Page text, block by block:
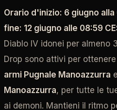
Orario d'inizio: 6 giugno alla
fine: 12 giugno alle 08:59
Diablo IV idonei per almeno
Drop sono attivi per
armi Pugnale Manoazzurra e
Manoazzurra, per tutte le
ai demoni. Mantieni il ritmo